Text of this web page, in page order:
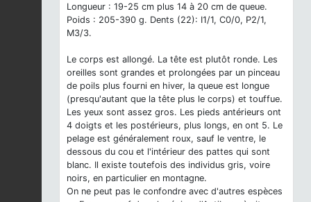
Longueur : 19-25 cm plus 14 à 20 cm de queue.
Poids : 205-390 g. Dents (22): I1/1, C0/0, P2/1,
M3/3.
Le corps est allongé. La tête est plutôt ronde. Les
oreilles sont grandes et prolongées par un pinceau
de poils plus fourni en hiver, la queue est longue
(presqu'autant que la tête plus le corps) et touffue.
Les yeux sont assez gros. Les pieds antérieurs ont
4 doigts et les postérieurs, plus longs, en ont 5. Le
pelage est généralement roux, sauf le ventre, le
dessous du cou et l'intérieur des pattes qui sont
blanc. Il existe toutefois des individus gris, voire
noirs, en particulier en montagne.
On ne peut pas le confondre avec d'autres espèces